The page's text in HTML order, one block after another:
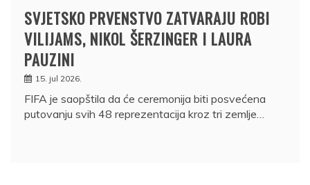
SVJETSKO PRVENSTVO ZATVARAJU ROBI
VILIJAMS, NIKOL ŠERZINGER I LAURA
PAUZINI
15. jul 2026.
FIFA je saopštila da će ceremonija biti posvećena
putovanju svih 48 reprezentacija kroz tri zemlje…